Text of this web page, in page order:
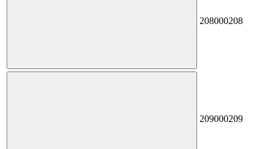
208000208
209000209